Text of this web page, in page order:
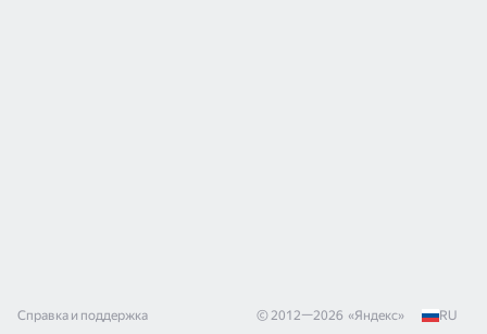
Справка и поддержка © 2012—2026 «Яндекс» RU